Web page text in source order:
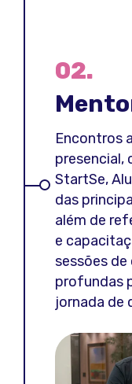
02.
Encontros
presencial,
StartSe,
das
além de
e
sessões
profundas
jornada de